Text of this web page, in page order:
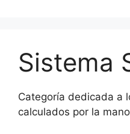
Sistema
Categoría dedicada a
calculados por la